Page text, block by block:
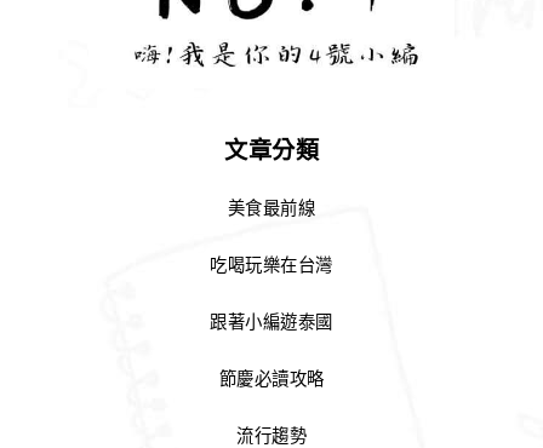
文章分類
美食最前線
吃喝玩樂在台灣
跟著小編遊泰國
節慶必讀攻略
流行趨勢